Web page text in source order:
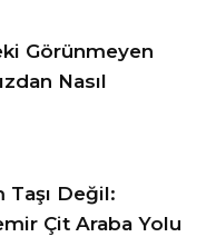
Görünmeyen
Nasıl
Taşı Değil:
Çit Araba Yolu